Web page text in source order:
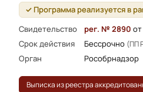
✓ Программа реализуется в
Свидетельство
рег. № 2890
Срок действия
Бессрочно (ПП
Орган Рособрнадзор
Выписка из реестра